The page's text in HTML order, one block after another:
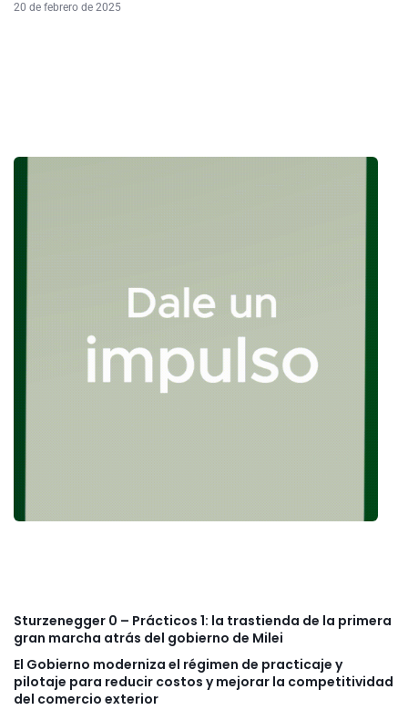
20 de febrero de 2025
Sturzenegger 0 – Prácticos 1: la trastienda de la primera
gran marcha atrás del gobierno de Milei
El Gobierno moderniza el régimen de practicaje y
pilotaje para reducir costos y mejorar la competitividad
del comercio exterior